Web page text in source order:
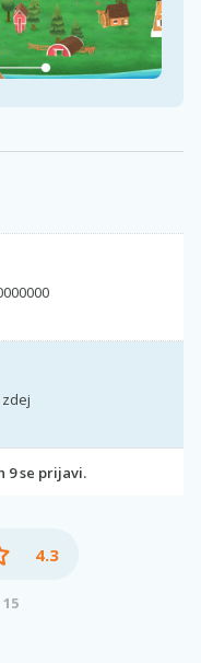
9 se prijavi.
4.3